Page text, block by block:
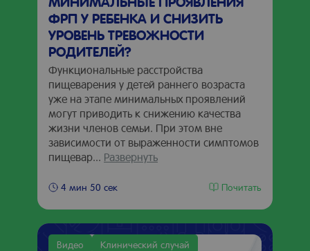
ФРП У РЕБЕНКА И СНИЗИТЬ
УРОВЕНЬ ТРЕВОЖНОСТИ
РОДИТЕЛЕЙ?
Функциональные расстройства
пищеварения у детей раннего возраста
уже на этапе минимальных проявлений
могут приводить к снижению качества
жизни членов семьи. При этом вне
зависимости от выраженности симптомов
пищевар... Развернуть
4 мин 50 сек Почитать
Видео Клинический случай